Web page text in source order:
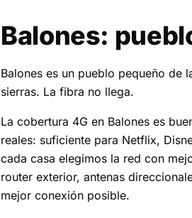
Balones:
Balones es un pueblo pequeño de
sierras. La fibra no llega.
La cobertura 4G en Balones es
reales: suficiente para Netflix,
cada casa elegimos la red con
router exterior, antenas
mejor conexión posible.